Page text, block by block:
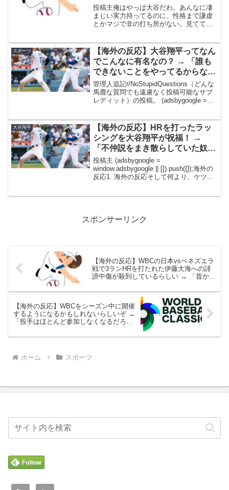
のもいい」「性格は重要だな」
投稿主俺はやっぱ大谷だわ。あんなに凄
まじい実力持ってるのに、性格まで謙虚
とかマジで非の打ち所がない。見てて
比べてかなり大人になったし、今はリー
ダーとしても球界の顔として...
スポーツ
【海外の反応】大谷翔平ってなん
でこんなに有名なの？ → 「誰も
できないことをやってるからな」
「野球に興味がない国では知名度
が低いかもな」
管理人追記r/NoStupidQuestions（どんな
馬鹿な質問でも遠慮なく投稿可能なサブ
レディット）の投稿。 (adsbygoogle =
大谷翔平
【海外の反応】HRを打ったラッ
シングを大谷翔平が祝福！ →
「不仲説をまき散らしていた奴ら
息してる？」「これで騒ぎも収ま
ることを期待するわ」
投稿主 (adsbygoogle =
window.adsbygoogle || []).push({});海外の
反応1. 海外の反応そして何より、ケツを
スポンサーリンク
【海外の反応】WBCの日本vsベネズエラ
戦で3ランHRを打たれた伊藤大海への誹
謗中傷が殺到しているらしい → 「昔から
な」「MLBのほうが酷い」
【海外の反応】WBCをシーズン中に開催
するようになるかもしれないらしいぞ →
「投手はほとんど参加しなくなるだろう
しているチームは選手を出さないぞ」
ホーム スポーツ